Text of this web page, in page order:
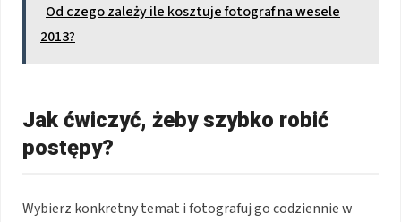
Od czego zależy ile kosztuje fotograf na wesele
2013?
Jak ćwiczyć, żeby szybko robić
postępy?
Wybierz konkretny temat i fotografuj go codziennie w